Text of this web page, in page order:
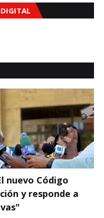
DIGITAL
nuevo Código
y responde a